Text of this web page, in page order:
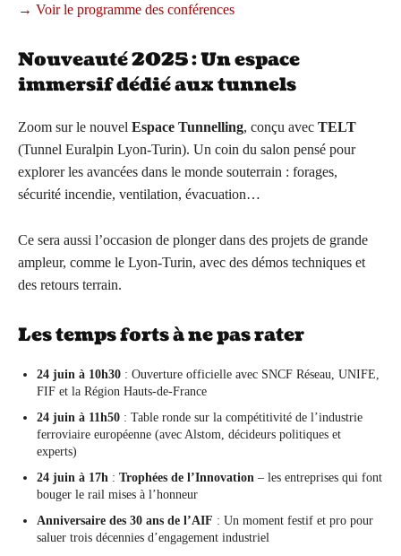
→ Voir le programme des conférences
Nouveauté 2025 : Un espace
immersif dédié aux tunnels
Zoom sur le nouvel Espace Tunnelling, conçu avec TELT
(Tunnel Euralpin Lyon-Turin). Un coin du salon pensé pour
explorer les avancées dans le monde souterrain : forages,
sécurité incendie, ventilation, évacuation…
Ce sera aussi l’occasion de plonger dans des projets de grande
ampleur, comme le Lyon-Turin, avec des démos techniques et
des retours terrain.
Les temps forts à ne pas rater
24 juin à 10h30 : Ouverture officielle avec SNCF Réseau, UNIFE,
FIF et la Région Hauts-de-France
24 juin à 11h50 : Table ronde sur la compétitivité de l’industrie
ferroviaire européenne (avec Alstom, décideurs politiques et
experts)
24 juin à 17h : Trophées de l’Innovation – les entreprises qui font
bouger le rail mises à l’honneur
Anniversaire des 30 ans de l’AIF : Un moment festif et pro pour
saluer trois décennies d’engagement industriel